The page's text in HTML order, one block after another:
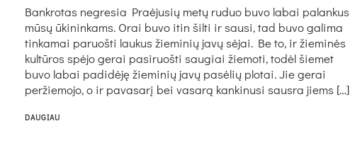
Bank­ro­tas ne­gre­sia Praė­ju­sių me­tų ru­duo bu­vo la­bai pa­lan­kus
mū­sų ūki­nin­kams. Orai bu­vo itin šil­ti ir sau­si, tad bu­vo ga­li­ma
tin­ka­mai pa­ruoš­ti lau­kus žie­mi­nių ja­vų sė­jai. Be to, ir žie­mi­nės
kul­tū­ros spė­jo ge­rai pa­si­ruoš­ti sau­giai žie­mo­ti, to­dėl šie­met
bu­vo la­bai pa­di­dė­ję žie­mi­nių ja­vų pa­sė­lių plo­tai. Jie ge­rai
per­žie­mo­jo, o ir pa­va­sa­rį bei va­sa­rą kan­ki­nu­si saus­ra jiems […]
DAUGIAU